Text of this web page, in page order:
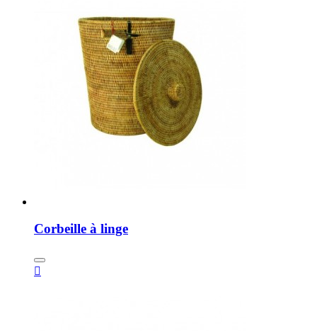
Corbeille à linge
